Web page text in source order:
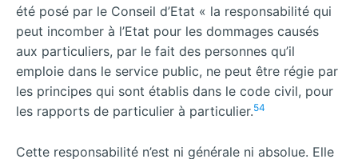
été posé par le Conseil d’Etat « la responsabilité qui
peut incomber à l’Etat pour les dommages causés
aux particuliers, par le fait des personnes qu’il
emploie dans le service public, ne peut être régie par
les principes qui sont établis dans le code civil, pour
les rapports de particulier à particulier.54
Cette responsabilité n’est ni générale ni absolue. Elle